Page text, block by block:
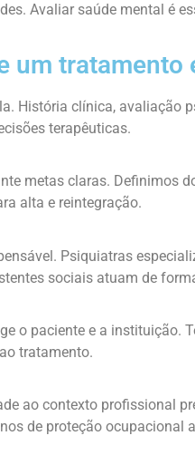
Avaliar saúde mental é
um tratamento
História clínica, avaliação
terapêuticas.
metas claras. Definimos
alta e reintegração.
Psiquiatras
sociais atuam de
o paciente e a instituição.
tratamento.
ao contexto profissional
de proteção ocupacional